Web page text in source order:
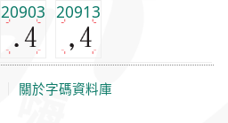
20903 20913
關於字碼資料庫